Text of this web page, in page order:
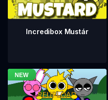
Incredibox Mustár